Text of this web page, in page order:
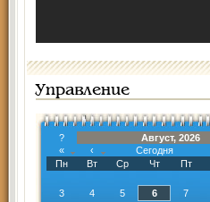
Управление
?
Август, 2026
«
‹ Сегодня
Пн
Вт Ср Чт Пт
3
4 5 6 7